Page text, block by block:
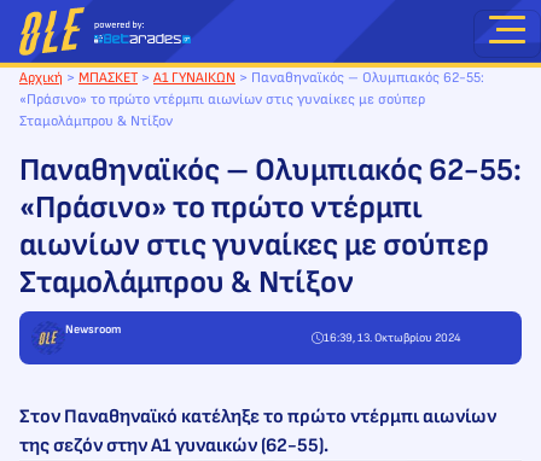
Μετάβαση
στο
περιεχόμενο
Αρχική > ΜΠΑΣΚΕΤ > Α1 ΓΥΝΑΙΚΩΝ > Παναθηναϊκός – Ολυμπιακός 62-55:
«Πράσινο» το πρώτο ντέρμπι αιωνίων στις γυναίκες με σούπερ
Σταμολάμπρου & Ντίξον
Παναθηναϊκός – Ολυμπιακός 62-55:
«Πράσινο» το πρώτο ντέρμπι
αιωνίων στις γυναίκες με σούπερ
Σταμολάμπρου & Ντίξον
Newsroom
16:39, 13. Οκτωβρίου 2024
Στον Παναθηναϊκό κατέληξε το πρώτο ντέρμπι αιωνίων
της σεζόν στην Α1 γυναικών (62-55).